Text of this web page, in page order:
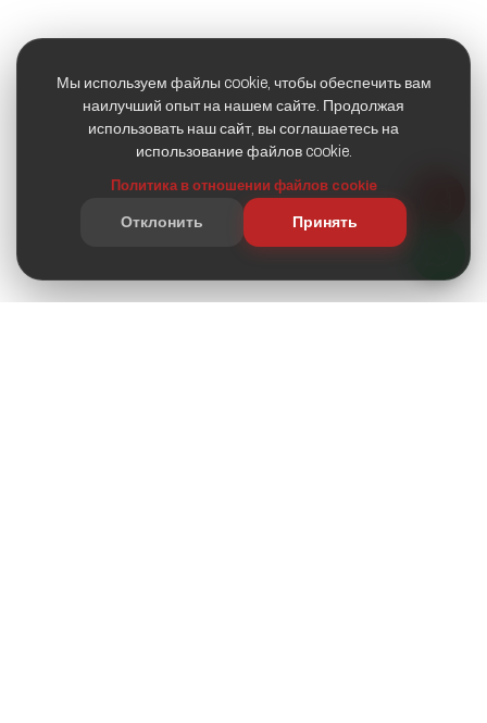
Мы используем файлы cookie, чтобы обеспечить вам
наилучший опыт на нашем сайте. Продолжая
использовать наш сайт, вы соглашаетесь на
использование файлов cookie.
Политика в отношении файлов cookie
Отклонить Принять